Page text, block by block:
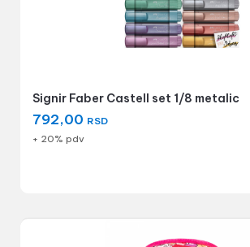
Signir Faber Castell set 1/8 metalic
792,00 RSD
+ 20% pdv